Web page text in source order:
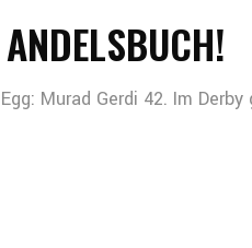
Murad Gerdi 42. Im